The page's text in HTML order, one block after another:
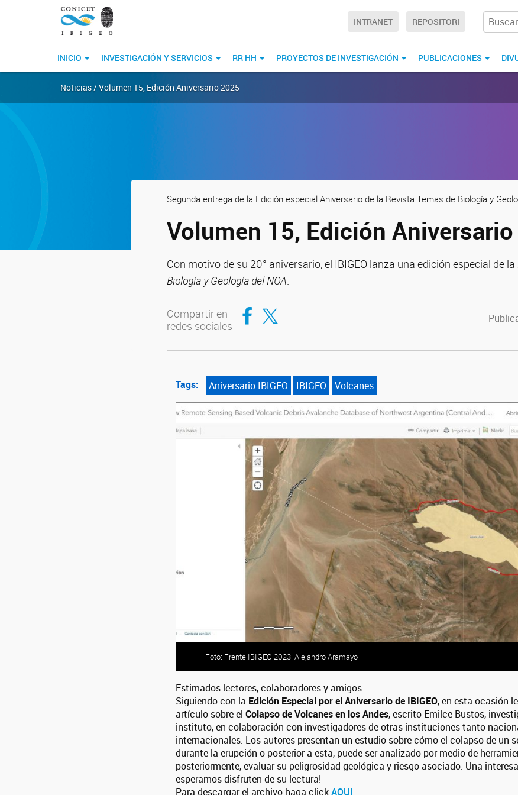
INTRANET REPOSITORI
INICIO INVESTIGACIÓN Y SERVICIOS RR HH PROYECTOS DE INVESTIGACIÓN PUBLICACIONES
Noticias / Volumen 15, Edición Aniversario 2025
Segunda entrega de la Edición especial Aniversario de la Revista Temas de Biología y
Volumen 15, Edición
Con motivo de su 20° aniversario, el IBIGEO lanza una edición especial de la
Biología y Geología del NOA.
Compartir en
redes sociales
Compartir en Facebook
Compartir en Twitter
Tags: Aniversario IBIGEO IBIGEO Volcanes
Foto: Frente IBIGEO 2023. Alejandro Aramayo
Estimados lectores, colaboradores y amigos
Siguiendo con la Edición Especial por el Aniversario de IBIGEO, en esta ocasión
artículo sobre el Colapso de Volcanes en los Andes, escrito Emilce Bustos,
instituto, en colaboración con investigadores de otras instituciones tanto
internacionales. Los autores presentan un estudio sobre cómo el colapso de un
durante la erupción o posterior a esta, puede ser analizado por medio de
posteriormente, evaluar su peligrosidad geológica y riesgo asociado. Una
esperamos disfruten de su lectura!
Para descargar el archivo haga clickAQUI